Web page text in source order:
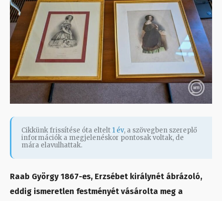
Cikkünk frissítése óta eltelt 1 év, a szövegben szereplő
információk a megjelenéskor pontosak voltak, de
mára elavulhattak.
Raab György 1867-es, Erzsébet királynét ábrázoló,
eddig ismeretlen festményét vásárolta meg a